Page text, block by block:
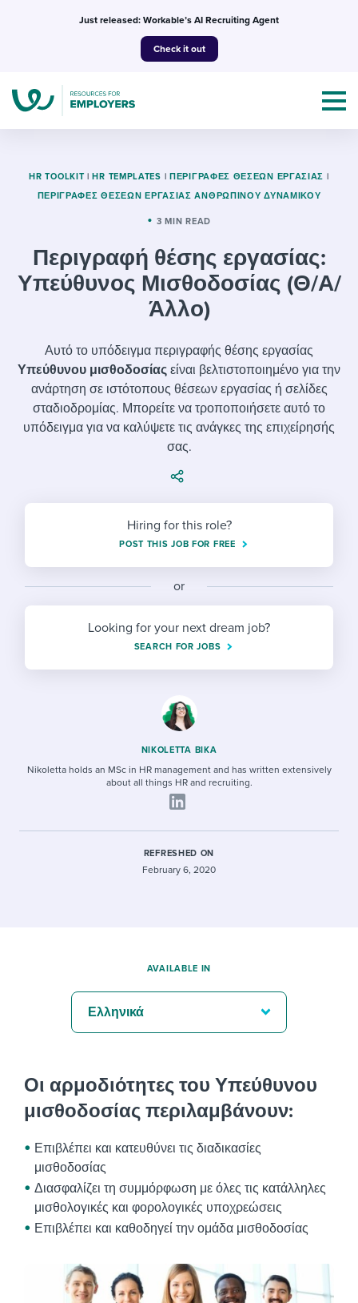
Just released: Workable’s AI Recruiting Agent
Check it out
Topics
I NEED HELP WITH...
Evaluating candidates
Working together with others
Maintaining hiring pipelines
Developing & retaining people
Ensuring compliance
Finding and attracting people
Candidate/employee experiences
Templates & Guides
Job description templates
Interview question templates
Policy templates
Onboarding checklists
Step-by-step tutorials
Free ebooks & reports
I’m a jobseeker
I WANT TO LEARN ABOUT...
Applying for a job
Interview process
Pay & benefits
Career development
Modern working life
Workable customer stories
Explore Workable
Start a free trial
HR TOOLKIT | HR TEMPLATES | ΠΕΡΙΓΡΑΦΈΣ ΘΈΣΕΩΝ ΕΡΓΑΣΊΑΣ |
ΠΕΡΙΓΡΑΦΈΣ ΘΈΣΕΩΝ ΕΡΓΑΣΊΑΣ ΑΝΘΡΏΠΙΝΟΥ ΔΥΝΑΜΙΚΟΎ
3 MIN READ
Περιγραφή θέσης εργασίας:
Υπεύθυνος Μισθοδοσίας (Θ/Α/
Άλλο)
Αυτό το υπόδειγμα περιγραφής θέσης εργασίας
Υπεύθυνου μισθοδοσίας είναι βελτιστοποιημένο για την
ανάρτηση σε ιστότοπους θέσεων εργασίας ή σελίδες
σταδιοδρομίας. Μπορείτε να τροποποιήσετε αυτό το
υπόδειγμα για να καλύψετε τις ανάγκες της επιχείρησής
σας.
Hiring for this role?
POST THIS JOB FOR FREE
or
Looking for your next dream job?
SEARCH FOR JOBS
NIKOLETTA BIKA
Nikoletta holds an MSc in HR management and has written extensively
about all things HR and recruiting.
REFRESHED ON
February 6, 2020
Οι αρμοδιότητες του Υπεύθυνου
μισθοδοσίας περιλαμβάνουν:
Επιβλέπει και κατευθύνει τις διαδικασίες
μισθοδοσίας
Διασφαλίζει τη συμμόρφωση με όλες τις κατάλληλες
μισθολογικές και φορολογικές υποχρεώσεις
Επιβλέπει και καθοδηγεί την ομάδα μισθοδοσίας
AVAILABLE IN
Ελληνικά